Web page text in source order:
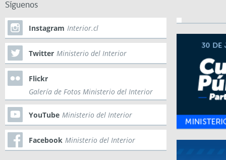
Síguenos
Instagram Interior.cl
Twitter Ministerio del Interior
Flickr
Galería de Fotos Ministerio del Interior
YouTube Ministerio del Interior
Facebook Ministerio del Interior